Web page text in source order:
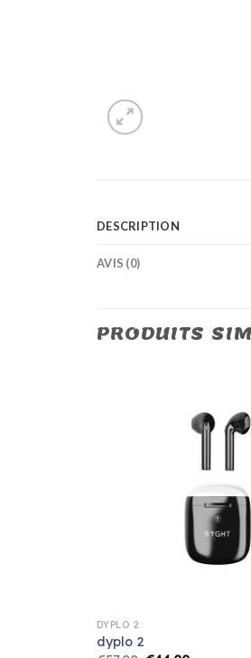
DESCRIPTION
AVIS (0)
PRODUITS
DYPLO 2
dyplo 2